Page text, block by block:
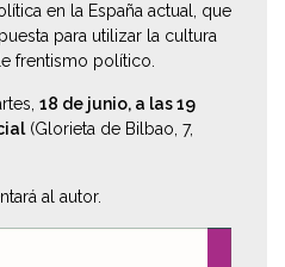
en la España actual, que
para utilizar la cultura
frentismo político.
18 de junio, a las 19
(Glorieta de Bilbao, 7,
al autor.